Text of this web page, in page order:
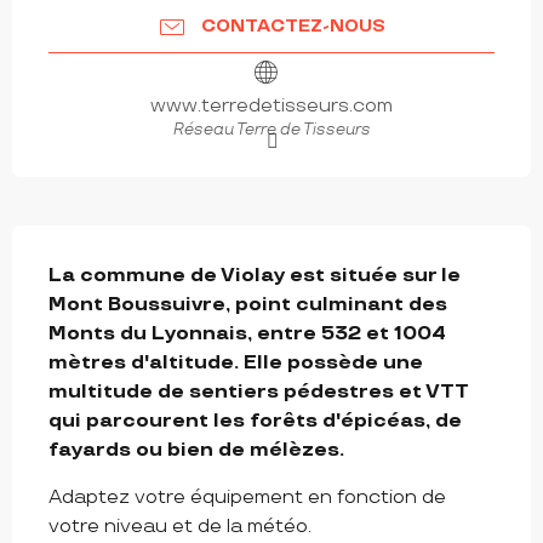
CONTACTEZ-NOUS
www.terredetisseurs.com
Réseau Terre de Tisseurs
La commune de Violay est située sur le
Mont Boussuivre, point culminant des
Monts du Lyonnais, entre 532 et 1004
mètres d'altitude. Elle possède une
multitude de sentiers pédestres et VTT
qui parcourent les forêts d'épicéas, de
fayards ou bien de mélèzes.
Adaptez votre équipement en fonction de
votre niveau et de la météo.